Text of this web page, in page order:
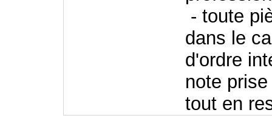
- toute
dans le
d'ordre
note
tout en